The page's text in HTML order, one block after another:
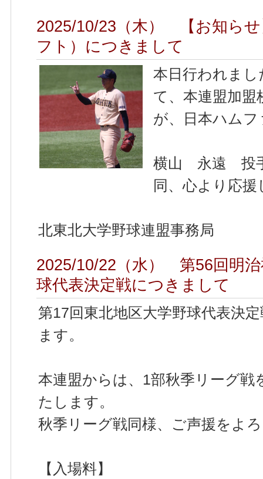
2025/10/23（木） 【お知らせ
フト）につきまして
本日行われまし
て、本連盟加
が、日本ハム
横山 永遠 投手
同、心より応
北東北大学野球連盟事務局
2025/10/22（水） 第56回明治
球代表決定戦につきまして
第17回東北地区大学野球代表決
ます。
本連盟からは、1部秋季リーグ
たします。
秋季リーグ戦同様、ご声援をよ
【入場料】